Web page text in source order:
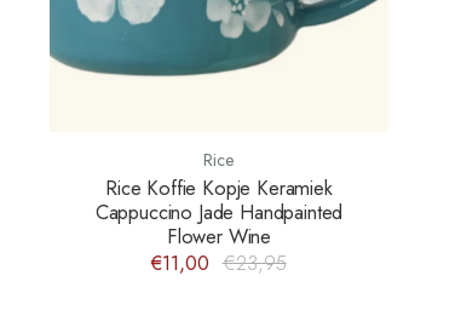
Rice
Rice Koffie Kopje Keramiek
Cappuccino Jade Handpainted
Flower Wine
€11,00 €23,95